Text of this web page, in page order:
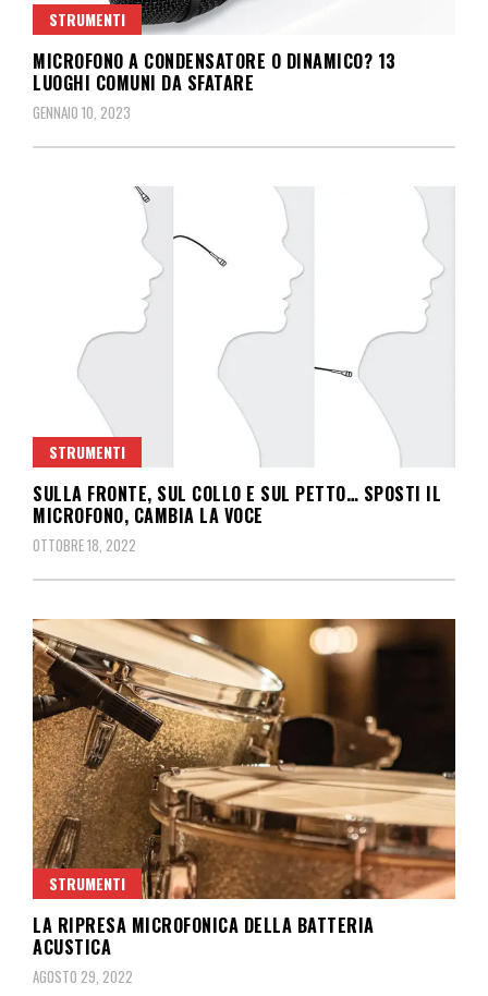
STRUMENTI
MICROFONO A CONDENSATORE O DINAMICO? 13
LUOGHI COMUNI DA SFATARE
GENNAIO 10, 2023
STRUMENTI
SULLA FRONTE, SUL COLLO E SUL PETTO… SPOSTI IL
MICROFONO, CAMBIA LA VOCE
OTTOBRE 18, 2022
STRUMENTI
LA RIPRESA MICROFONICA DELLA BATTERIA
ACUSTICA
AGOSTO 29, 2022